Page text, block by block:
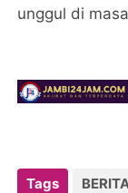
unggul di
Tags